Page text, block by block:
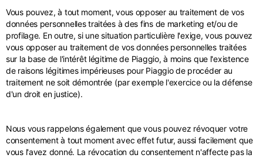
Vous pouvez, à tout moment, vous opposer au traitement de vos
données personnelles traitées à des fins de marketing et/ou de
profilage. En outre, si une situation particulière l'exige, vous pouvez
vous opposer au traitement de vos données personnelles traitées
sur la base de l'intérêt légitime de Piaggio, à moins que l'existence
de raisons légitimes impérieuses pour Piaggio de procéder au
traitement ne soit démontrée (par exemple l'exercice ou la défense
d'un droit en justice).
Nous vous rappelons également que vous pouvez révoquer votre
consentement à tout moment avec effet futur, aussi facilement que
vous l'avez donné. La révocation du consentement n'affecte pas la